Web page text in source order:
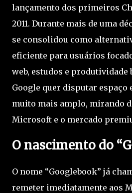
lançamento dos primeiros
2011. Durante mais de uma
se consolidou como
eficiente para usuários
web, estudos e produtividade
Google quer disputar
muito mais amplo, mirando
Microsoft e o mercado
O nascimento do
O nome “Googlebook” já
remeter imediatamente aos